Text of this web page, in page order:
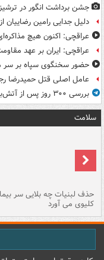
جشن برداشت انگور در ترشیز
دلیل جدایی رامین رضاییان
عراقچی: اکنون هیچ
عراقچی: ایران بر عهد
حضور سخنگوی سپاه بر سر
عامل اصلی قتل حمیدرضا
بررسی ۳۰۰ روز پس از آتش‌بس: چه بر سر غزه آمد؟
سلامت
حذف لبنیات چه بلایی سر
کلیوی می آورد